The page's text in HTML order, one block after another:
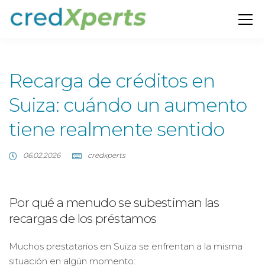
Recarga de créditos en
Suiza: cuándo un aumento
tiene realmente sentido
06.02.2026 credxperts
Por qué a menudo se subestiman las
recargas de los préstamos
Muchos prestatarios en Suiza se enfrentan a la misma
situación en algún momento: